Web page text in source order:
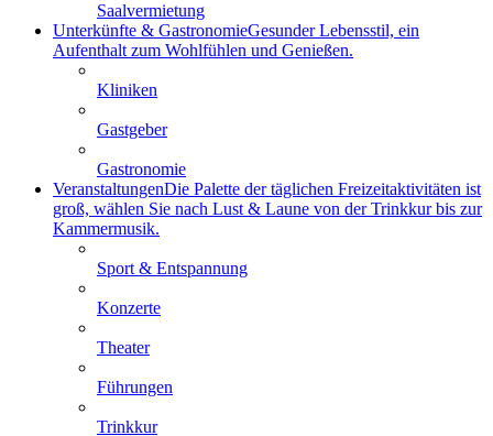
Saalvermietung
Unterkünfte & GastronomieGesunder Lebensstil, ein
Aufenthalt zum Wohlfühlen und Genießen.
Kliniken
Gastgeber
Gastronomie
VeranstaltungenDie Palette der täglichen Freizeitaktivitäten ist
groß, wählen Sie nach Lust & Laune von der Trinkkur bis zur
Kammermusik.
Sport & Entspannung
Konzerte
Theater
Führungen
Trinkkur